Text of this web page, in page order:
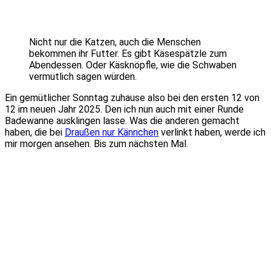
Nicht nur die Katzen, auch die Menschen
bekommen ihr Futter. Es gibt Käsespätzle zum
Abendessen. Oder Käsknöpfle, wie die Schwaben
vermutlich sagen würden.
Ein gemütlicher Sonntag zuhause also bei den ersten 12 von
12 im neuen Jahr 2025. Den ich nun auch mit einer Runde
Badewanne ausklingen lasse. Was die anderen gemacht
haben, die bei Draußen nur Kännchen verlinkt haben, werde ich
mir morgen ansehen. Bis zum nächsten Mal.